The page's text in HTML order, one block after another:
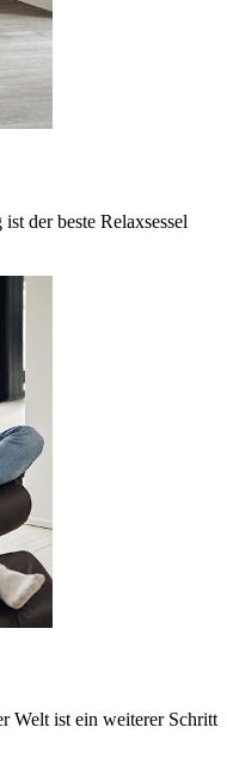
der beste Relaxsessel
Welt ist ein weiterer Schritt